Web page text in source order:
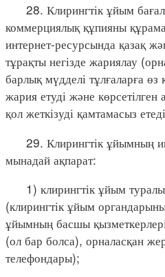
28. Клирингтік ұйым
коммерциялық құпияны
интернет-ресурсында қазақ
тұрақты негізде жариялау
барлық мүдделі тұлғаларға
жария етуді және көрсетілген
қол жеткізуді қамтамасыз
29. Клирингтік ұйымның
мынадай ақпарат:
1) клирингтік ұйым
(клирингтік ұйым
ұйымның басшы
(ол бар болса), орналасқан
телефондары);